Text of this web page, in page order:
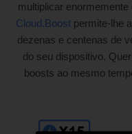
multiplicar
Cloud.Boost permite-lhe
dezenas e centenas de
do seu dispositivo.
boosts ao mesmo